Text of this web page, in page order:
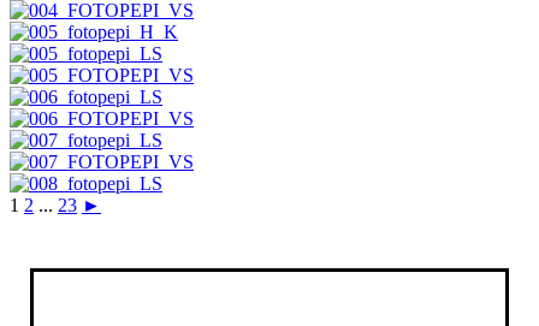
1 2 ... 23 ►